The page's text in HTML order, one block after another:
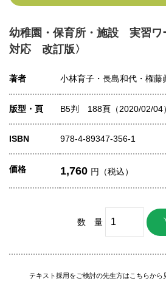
幼稚園・保育所・施設 実習ワ
対応 改訂版〉
著者 小林育子・長島和代・権
版型・頁 B5判 188頁（2020/02/04）
ISBN 978-4-89347-356-1
価格 1,760 円（税込）
数 量
テキスト採用をご検討の先生方はこちらから